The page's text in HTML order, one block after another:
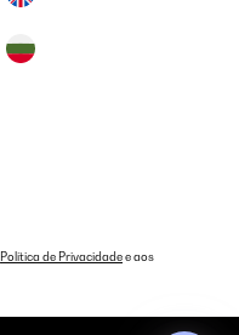
Política de Privacidadee aos